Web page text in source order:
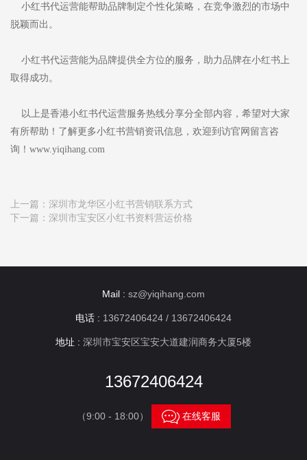
小红书代运营能帮助品牌制定个性化策略，在竞争激烈的市场中
脱颖而出。
小红书代运营能为品牌提供全方位的服务，助力品牌在小红书上
取得成功。
以上是香港小红书代运营服务热线分享分全部内容，希望对大家
有所帮助！了解更多小红书营销资讯信息，欢迎到访官网留言咨
询！www.yiqihang.com
上一篇： 深圳市龙华区小红书营销联系方式
下一篇： 深圳市宝安区小红书资料营运价格
Mail : sz@yiqihang.com
电话 : 13672406424 / 13672406424
地址 : 深圳市宝安区宝安大道建润商务大厦5楼
13672406424
（9:00 - 18:00） 在线客服